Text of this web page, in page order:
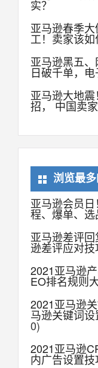
实？
亚马逊春季
工！卖家该如
亚马逊黑五
日破千单，
亚马逊大地
招， 中国卖
浏览最
亚马逊会员
程、爆单、选
亚马逊差评
逊差评应对技
2021亚马逊
EO排名规则
2021亚马逊
马逊关键词
0)
2021亚马逊
内广告设置